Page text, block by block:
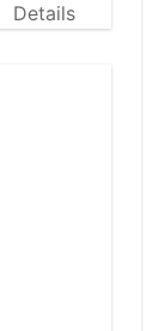
Details